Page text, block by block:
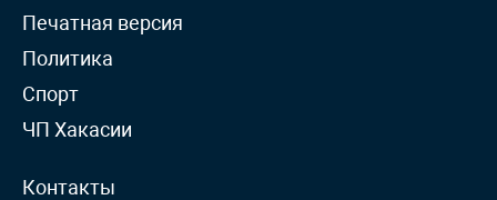
Печатная версия
Политика
Спорт
ЧП Хакасии
Контакты